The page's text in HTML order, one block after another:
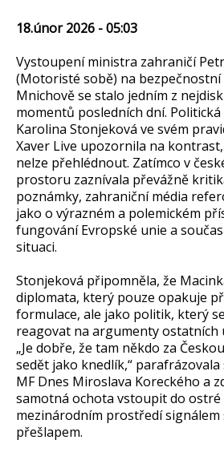
18.únor 2026 - 05:03
Vystoupení ministra zahraničí
(Motoristé sobě) na
Mnichově se stalo jedním z
momentů posledních dní.
Karolina Stonjeková ve svém
Xaver Live upozornila na
nelze přehlédnout. Zatímco v
prostoru zaznívala převážně
poznámky, zahraniční média
jako o výrazném a polemickém
fungování Evropské unie a
situaci.
Stonjeková připomněla, že
diplomata, který pouze opakuje
formulace, ale jako politik, který
reagovat na argumenty ostatních
„Je dobře, že tam někdo za
sedět jako knedlík,“
MF Dnes Miroslava Koreckého a
samotná ochota vstoupit do ostré
mezinárodním prostředí signálem
přešlapem.